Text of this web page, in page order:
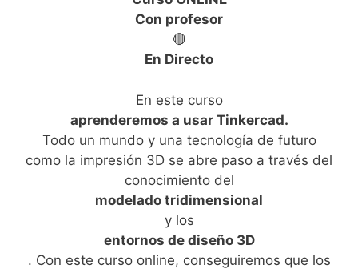
d
e
5
Con profesor
🔴
En Directo
En este curso
aprenderemos a usar Tinkercad.
Todo un mundo y una tecnología de futuro
como la impresión 3D se abre paso a través del
conocimiento del
modelado tridimensional
y los
entornos de diseño 3D
. Con este curso online, conseguiremos que los